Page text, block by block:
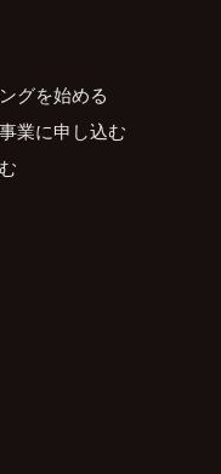
グを始める
業に申し込む